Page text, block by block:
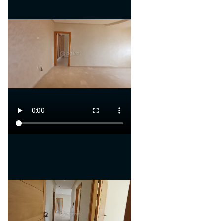
Orientation des chambres :
Caractéristiques du bien :
- Un séjour lumineux et
spacieux
- 3 chambres dont une suite
- Une salle de bain
- Une salle d'eau
- Une cuisine lumineuse et
Frais de syndic mensuels : 300